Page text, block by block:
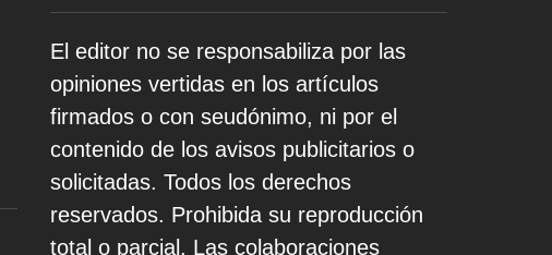
El editor no se responsabiliza por las
opiniones vertidas en los artículos
firmados o con seudónimo, ni por el
contenido de los avisos publicitarios o
solicitadas. Todos los derechos
reservados. Prohibida su reproducción
total o parcial. Las colaboraciones